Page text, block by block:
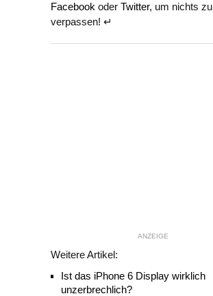
Facebook oder Twitter, um nichts zu
verpassen! ↵
ANZEIGE
Weitere Artikel:
Ist das iPhone 6 Display wirklich
unzerbrechlich?